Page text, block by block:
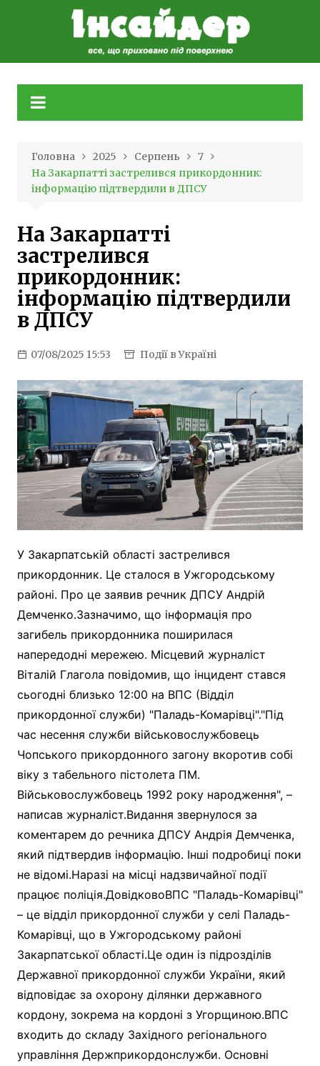
Головна 2025 Серпень
7
На Закарпатті застрелився прикордонник:
інформацію підтвердили в ДПСУ
На Закарпатті
застрелився
прикордонник:
інформацію підтвердили
в ДПСУ
07/08/2025 15:53 Події в Україні
У Закарпатській області застрелився
прикордонник. Це сталося в Ужгородському
районі. Про це заявив речник ДПСУ Андрій
Демченко.Зазначимо, що інформація про
загибель прикордонника поширилася
напередодні мережею. Місцевий журналіст
Віталій Глагола повідомив, що інцидент стався
сьогодні близько 12:00 на ВПС (Відділ
прикордонної служби) "Паладь-Комарівці"."Під
час несення служби військовослужбовець
Чопського прикордонного загону вкоротив собі
віку з табельного пістолета ПМ.
Військовослужбовець 1992 року народження", –
написав журналіст.Видання звернулося за
коментарем до речника ДПСУ Андрія Демченка,
який підтвердив інформацію. Інші подробиці поки
не відомі.Наразі на місці надзвичайної події
працює поліція.ДовідковоВПС "Паладь-Комарівці"
– це відділ прикордонної служби у селі Паладь-
Комарівці, що в Ужгородському районі
Закарпатської області.Це один із підрозділів
Державної прикордонної служби України, який
відповідає за охорону ділянки державного
кордону, зокрема на кордоні з Угорщиною.ВПС
входить до складу Західного регіонального
управління Держприкордонслужби. Основні